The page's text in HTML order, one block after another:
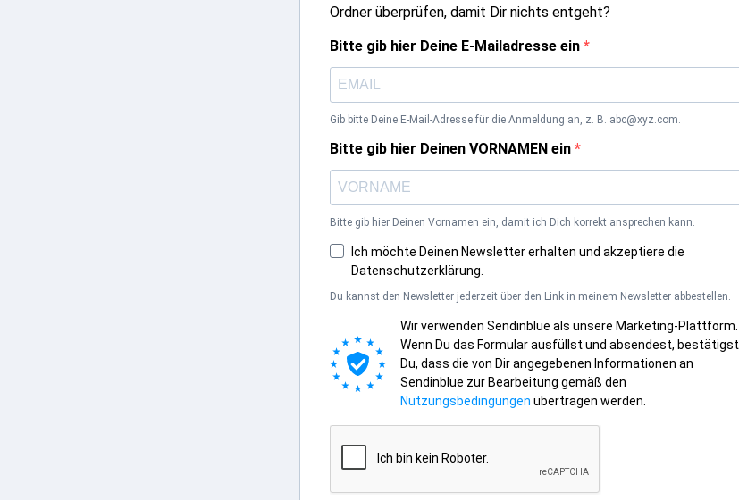
Ordner überprüfen, damit Dir nichts entgeht?
Bitte gib hier Deine E-Mailadresse ein
Gib bitte Deine E-Mail-Adresse für die Anmeldung an, z. B. abc@xyz.com.
Bitte gib hier Deinen VORNAMEN ein
Bitte gib hier Deinen Vornamen ein, damit ich Dich korrekt ansprechen kann.
Ich möchte Deinen Newsletter erhalten und akzeptiere die
Datenschutzerklärung.
Du kannst den Newsletter jederzeit über den Link in meinem Newsletter abbestellen.
Wir verwenden Sendinblue als unsere Marketing-Plattform.
Wenn Du das Formular ausfüllst und absendest, bestätigst
Du, dass die von Dir angegebenen Informationen an
Sendinblue zur Bearbeitung gemäß den
Nutzungsbedingungen übertragen werden.